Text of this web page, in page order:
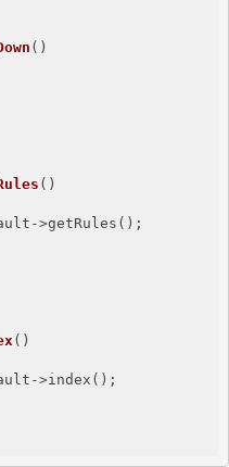
()
()
>getRules();
()
>index();